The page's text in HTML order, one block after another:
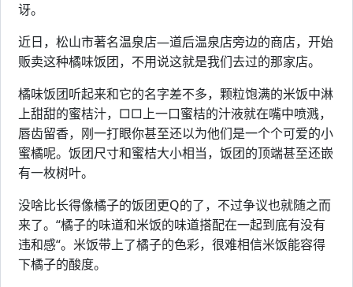
讶。
近日，松山市著名温泉店—道后温泉店旁边的商店，开始
贩卖这种橘味饭团，不用说这就是我们去过的那家店。
橘味饭团听起来和它的名字差不多，颗粒饱满的米饭中淋
上甜甜的蜜桔汁，□□上一口蜜桔的汁液就在嘴中喷溅，
唇齿留香，刚一打眼你甚至还以为他们是一个个可爱的小
蜜橘呢。饭团尺寸和蜜桔大小相当，饭团的顶端甚至还嵌
有一枚树叶。
没啥比长得像橘子的饭团更Q的了，不过争议也就随之而
来了。“橘子的味道和米饭的味道搭配在一起到底有没有
违和感“。米饭带上了橘子的色彩，很难相信米饭能容得
下橘子的酸度。